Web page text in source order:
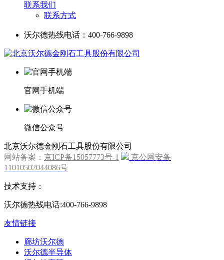
联系我们
联系方式
沃尔德热线电话：400-766-9898
官网手机端
微信公众号
北京沃尔德金刚石工具股份有限公司
网站备案： 京ICP备15057773号-1
京公网安备
11010502044086号
技术支持：
沃尔德热线电话:400-766-9898
友情链接
廊坊沃尔德
沃尔德半导体